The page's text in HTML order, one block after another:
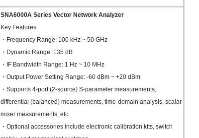
SNA6000A Series Vector Network Analyzer
Key Features
・Frequency Range: 100 kHz ~ 50 GHz
・Dynamic Range: 135 dB
・IF Bandwidth Range: 1 Hz ~ 10 MHz
・Output Power Setting Range: -60 dBm ~ +20 dBm
・Supports 4-port (2-source) S-parameter measurements,
differential (balanced) measurements, time-domain analysis, scalar
mixer measurements, etc.
・Optional accessories include electronic calibration kits, switch